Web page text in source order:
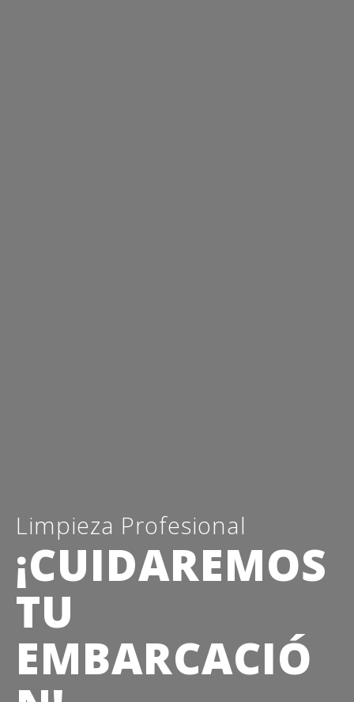
Limpieza Profesional
¡CUIDAREMOS
TU
EMBARCACIÓ